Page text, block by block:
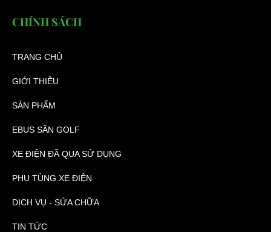
CHÍNH SÁCH
TRANG CHỦ
GIỚI THIỆU
SẢN PHẨM
EBUS SÂN GOLF
XE ĐIỆN ĐÃ QUA SỬ DỤNG
PHỤ TÙNG XE ĐIỆN
DỊCH VỤ - SỬA CHỮA
TIN TỨC